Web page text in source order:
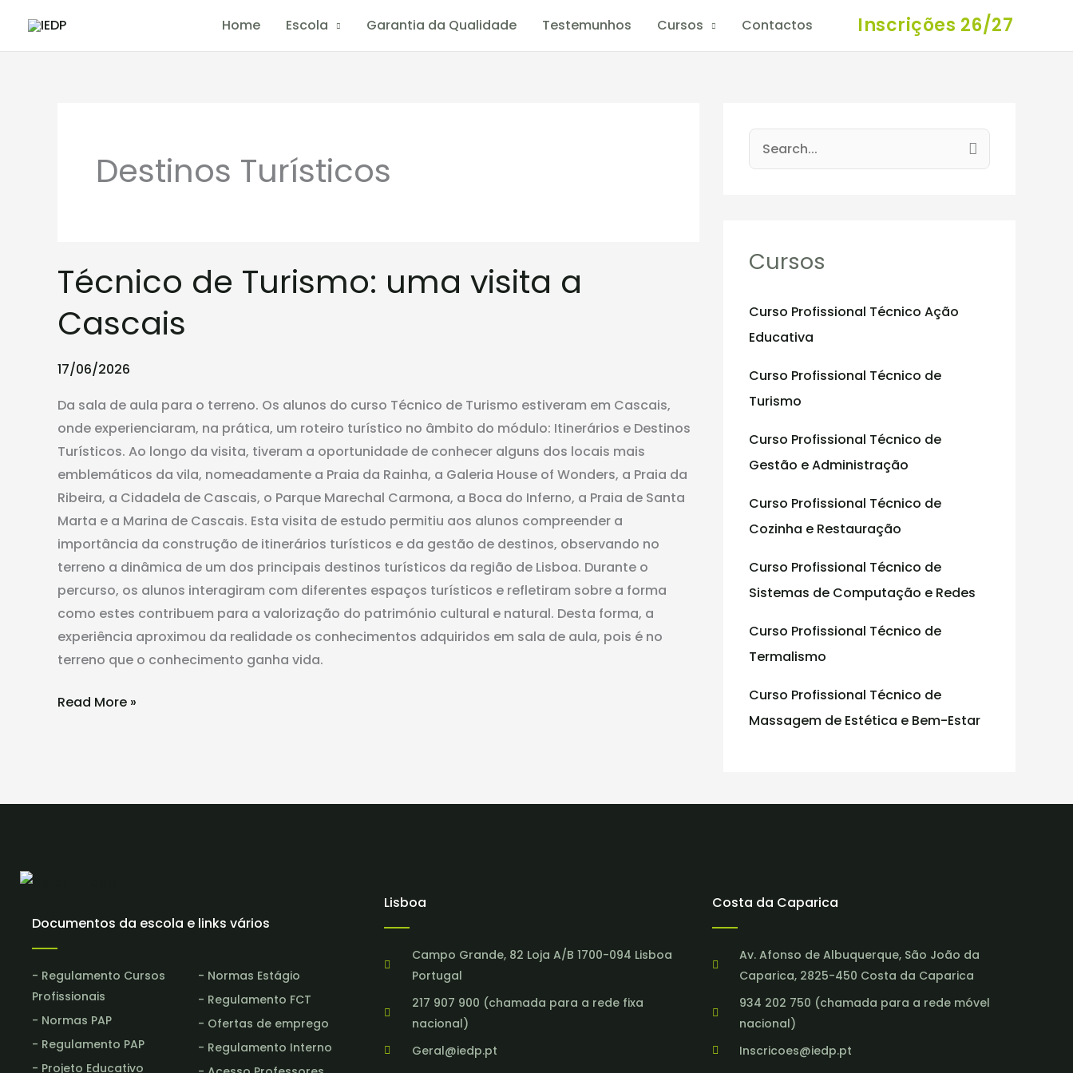
content
Home Escola Garantia da Qualidade Testemunhos Cursos Contactos Inscrições 26/27
Destinos Turísticos
Técnico de Turismo: uma visita a
Cascais
17/06/2026
Da sala de aula para o terreno. Os alunos do curso Técnico de Turismo estiveram em Cascais,
onde experienciaram, na prática, um roteiro turístico no âmbito do módulo: Itinerários e Destinos
Turísticos. Ao longo da visita, tiveram a oportunidade de conhecer alguns dos locais mais
emblemáticos da vila, nomeadamente a Praia da Rainha, a Galeria House of Wonders, a Praia da
Ribeira, a Cidadela de Cascais, o Parque Marechal Carmona, a Boca do Inferno, a Praia de Santa
Marta e a Marina de Cascais. Esta visita de estudo permitiu aos alunos compreender a
importância da construção de itinerários turísticos e da gestão de destinos, observando no
terreno a dinâmica de um dos principais destinos turísticos da região de Lisboa. Durante o
percurso, os alunos interagiram com diferentes espaços turísticos e refletiram sobre a forma
como estes contribuem para a valorização do património cultural e natural. Desta forma, a
experiência aproximou da realidade os conhecimentos adquiridos em sala de aula, pois é no
terreno que o conhecimento ganha vida.
de
Turismo:
uma
a
Read More »
c
f
o
:
Cursos
Curso Profissional Técnico Ação
Educativa
Curso Profissional Técnico de
Turismo
Curso Profissional Técnico de
Gestão e Administração
Curso Profissional Técnico de
Cozinha e Restauração
Curso Profissional Técnico de
Sistemas de Computação e Redes
Curso Profissional Técnico de
Termalismo
Curso Profissional Técnico de
Massagem de Estética e Bem-Estar
Documentos da escola e links vários
- Regulamento Cursos
Profissionais
- Normas PAP
- Regulamento PAP
- Projeto Educativo
- Normas Estágio
- Regulamento FCT
- Ofertas de emprego
- Regulamento Interno
Lisboa
Campo Grande, 82 Loja A/B 1700-094 Lisboa
Portugal
217 907 900 (chamada para a rede fixa
nacional)
Geral@iedp.pt
Costa da Caparica
Av. Afonso de Albuquerque, São João da
Caparica, 2825-450 Costa da Caparica
934 202 750 (chamada para a rede móvel
nacional)
Inscricoes@iedp.pt